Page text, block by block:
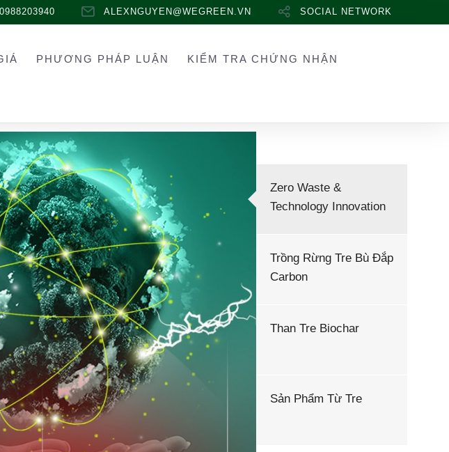
0988203940 ALEXNGUYEN@WEGREEN.VN SOCIAL NETWORK
PHƯƠNG PHÁP LUẬN KIỂM TRA CHỨNG NHẬN
Zero Waste &
Technology Innovation
Trồng Rừng Tre Bù Đắp
Carbon
Than Tre Biochar
Sản Phẩm Từ Tre